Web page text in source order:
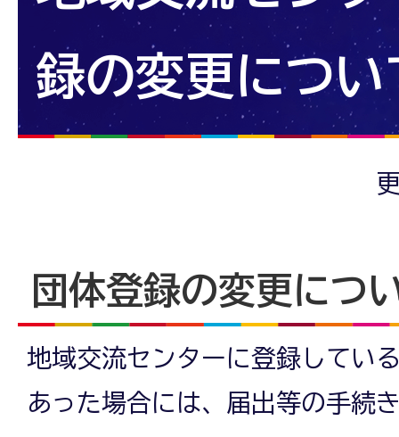
録の変更につい
団体登録の変更につ
地域交流センターに登録してい
あった場合には、届出等の手続